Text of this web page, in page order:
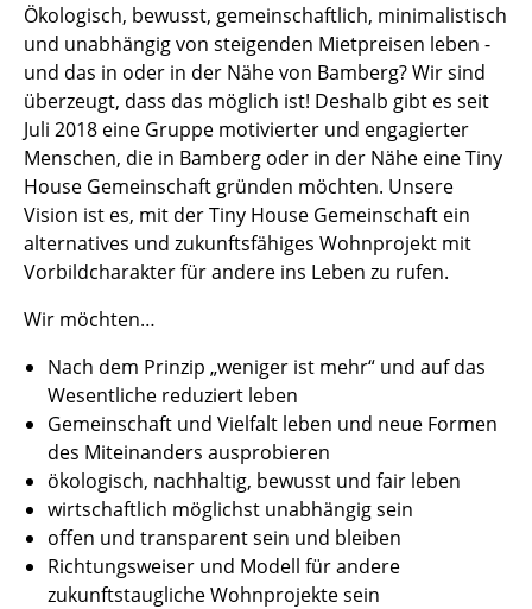
Ökologisch, bewusst, gemeinschaftlich, minimalistisch
und unabhängig von steigenden Mietpreisen leben -
und das in oder in der Nähe von Bamberg? Wir sind
überzeugt, dass das möglich ist! Deshalb gibt es seit
Juli 2018 eine Gruppe motivierter und engagierter
Menschen, die in Bamberg oder in der Nähe eine Tiny
House Gemeinschaft gründen möchten. Unsere
Vision ist es, mit der Tiny House Gemeinschaft ein
alternatives und zukunftsfähiges Wohnprojekt mit
Vorbildcharakter für andere ins Leben zu rufen.
Wir möchten…
Nach dem Prinzip „weniger ist mehr“ und auf das
Wesentliche reduziert leben
Gemeinschaft und Vielfalt leben und neue Formen
des Miteinanders ausprobieren
ökologisch, nachhaltig, bewusst und fair leben
wirtschaftlich möglichst unabhängig sein
offen und transparent sein und bleiben
Richtungsweiser und Modell für andere
zukunftstaugliche Wohnprojekte sein